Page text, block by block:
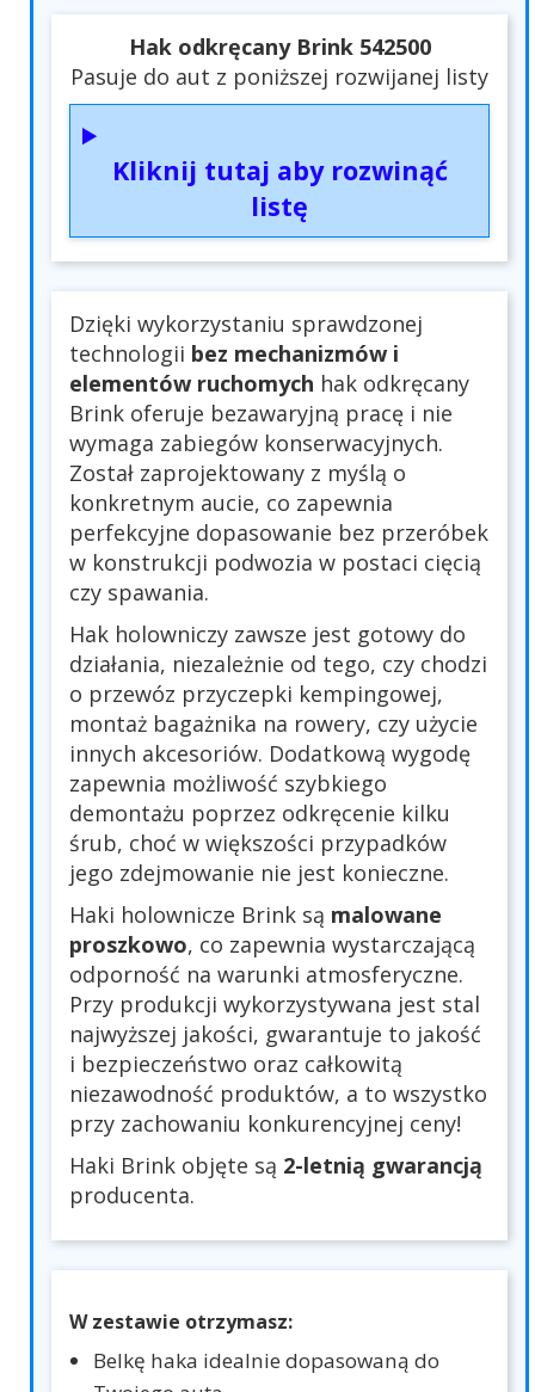
Hak odkręcany Brink 542500
Pasuje do aut z poniższej rozwijanej listy
Kliknij tutaj aby rozwinąć
listę
Dzięki wykorzystaniu sprawdzonej
technologii bez mechanizmów i
elementów ruchomych hak odkręcany
Brink oferuje bezawaryjną pracę i nie
wymaga zabiegów konserwacyjnych.
Został zaprojektowany z myślą o
konkretnym aucie, co zapewnia
perfekcyjne dopasowanie bez przeróbek
w konstrukcji podwozia w postaci cięcią
czy spawania.
Hak holowniczy zawsze jest gotowy do
działania, niezależnie od tego, czy chodzi
o przewóz przyczepki kempingowej,
montaż bagażnika na rowery, czy użycie
innych akcesoriów. Dodatkową wygodę
zapewnia możliwość szybkiego
demontażu poprzez odkręcenie kilku
śrub, choć w większości przypadków
jego zdejmowanie nie jest konieczne.
Haki holownicze Brink są malowane
proszkowo, co zapewnia wystarczającą
odporność na warunki atmosferyczne.
Przy produkcji wykorzystywana jest stal
najwyższej jakości, gwarantuje to jakość
i bezpieczeństwo oraz całkowitą
niezawodność produktów, a to wszystko
przy zachowaniu konkurencyjnej ceny!
Haki Brink objęte są 2-letnią gwarancją
producenta.
W zestawie otrzymasz:
Belkę haka idealnie dopasowaną do